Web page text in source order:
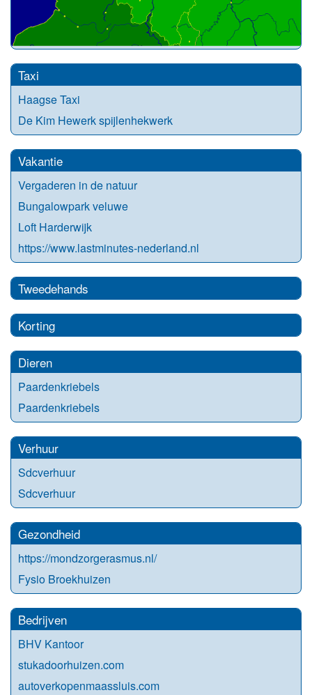
Taxi
Haagse Taxi
De Kim Hewerk spijlenhekwerk
Vakantie
Vergaderen in de natuur
Bungalowpark veluwe
Loft Harderwijk
https://www.lastminutes-nederland.nl
Tweedehands
Korting
Dieren
Paardenkriebels
Paardenkriebels
Verhuur
Sdcverhuur
Sdcverhuur
Gezondheid
https://mondzorgerasmus.nl/
Fysio Broekhuizen
Bedrijven
BHV Kantoor
stukadoorhuizen.com
autoverkopenmaassluis.com